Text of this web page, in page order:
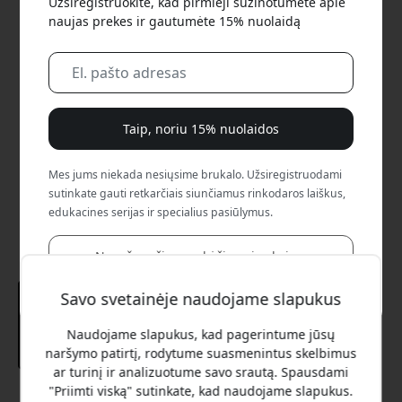
Savo svetainėje naudojame slapukus
Naudojame slapukus, kad pagerintume jūsų
naršymo patirtį, rodytume suasmenintus skelbimus
ar turinį ir analizuotume savo srautą. Spausdami
"Priimti viską" sutinkate, kad naudojame slapukus.
naujas prekes ir gautumėte 15% nuolaidą
Taip, noriu 15% nuolaidos
Mes jums niekada nesiųsime brukalo. Užsiregistruodami
sutinkate gauti retkarčiais siunčiamus rinkodaros laiškus,
edukacines serijas ir specialius pasiūlymus.
Ne, aš verčiau mokėčiau visą kainą.